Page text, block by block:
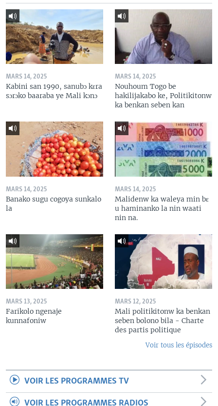
MARS 14, 2025
Kabini san 1990, sanubɔ kɛra
sɔrɔko baaraba ye Mali kɔnɔ
MARS 14, 2025
Nouhoum Togo be
hakilijakabo ke, Politikitonw
ka benkan seben kan
MARS 14, 2025
Banako sugu cogoya sunkalo
la
MARS 14, 2025
Malidenw ka waleya min bɛ
u haminanko la nin waati
nin na.
MARS 13, 2025
Farikolo ngenaje
kunnafoniw
MARS 12, 2025
Mali politikitonw ka benkan
seben bolono bila - Charte
des partis politique
Voir tous les épisodes
VOIR LES PROGRAMMES TV
VOIR LES PROGRAMMES RADIOS